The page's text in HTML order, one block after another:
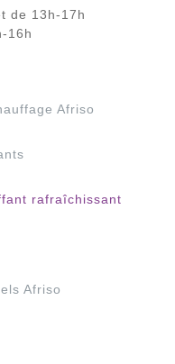
de 13h-17h
16h
Afriso
rafraîchissant
Afriso